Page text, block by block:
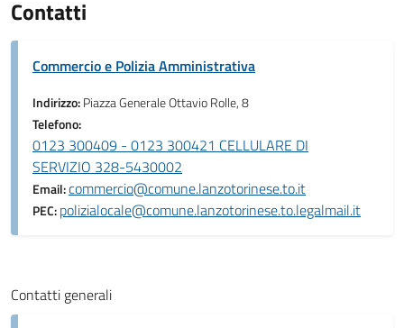
Contatti
Commercio e Polizia Amministrativa
Indirizzo:Piazza Generale Ottavio Rolle, 8
Telefono:
0123 300409 - 0123 300421 CELLULARE DI
SERVIZIO 328-5430002
Email:commercio@comune.lanzotorinese.to.it
PEC:polizialocale@comune.lanzotorinese.to.legalmail.it
Contatti generali